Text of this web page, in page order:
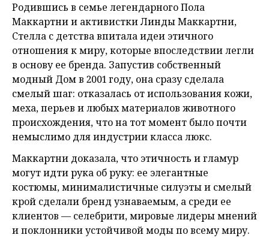
Родившись в семье легендарного Пола
Маккартни и активистки Линды Маккартни,
Стелла с детства впитала идеи этичного
отношения к миру, которые впоследствии легли
в основу ее бренда. Запустив собственный
модный Дом в 2001 году, она сразу сделала
смелый шаг: отказалась от использования кожи,
меха, перьев и любых материалов животного
происхождения, что на тот момент было почти
немыслимо для индустрии класса люкс.
Маккартни доказала, что этичность и гламур
могут идти рука об руку: ее элегантные
костюмы, минималистичные силуэты и смелый
крой сделали бренд узнаваемым, а среди ее
клиентов — селебрити, мировые лидеры мнений
и поклонники устойчивой моды по всему миру.